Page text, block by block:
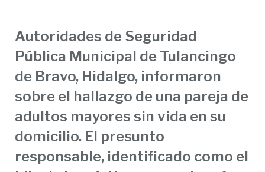
Autoridades de Seguridad
Pública Municipal de Tulancingo
de Bravo, Hidalgo, informaron
sobre el hallazgo de una pareja de
adultos mayores sin vida en su
domicilio. El presunto
responsable, identificado como el